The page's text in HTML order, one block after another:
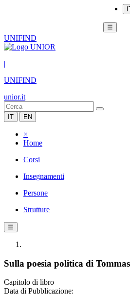
☰
UNIFIND
|
UNIFIND
unior.it
IT EN
×
Home
Corsi
Insegnamenti
Persone
Strutture
☰
Sulla poesia politica di
Capitolo di libro
Data di Pubblicazione: